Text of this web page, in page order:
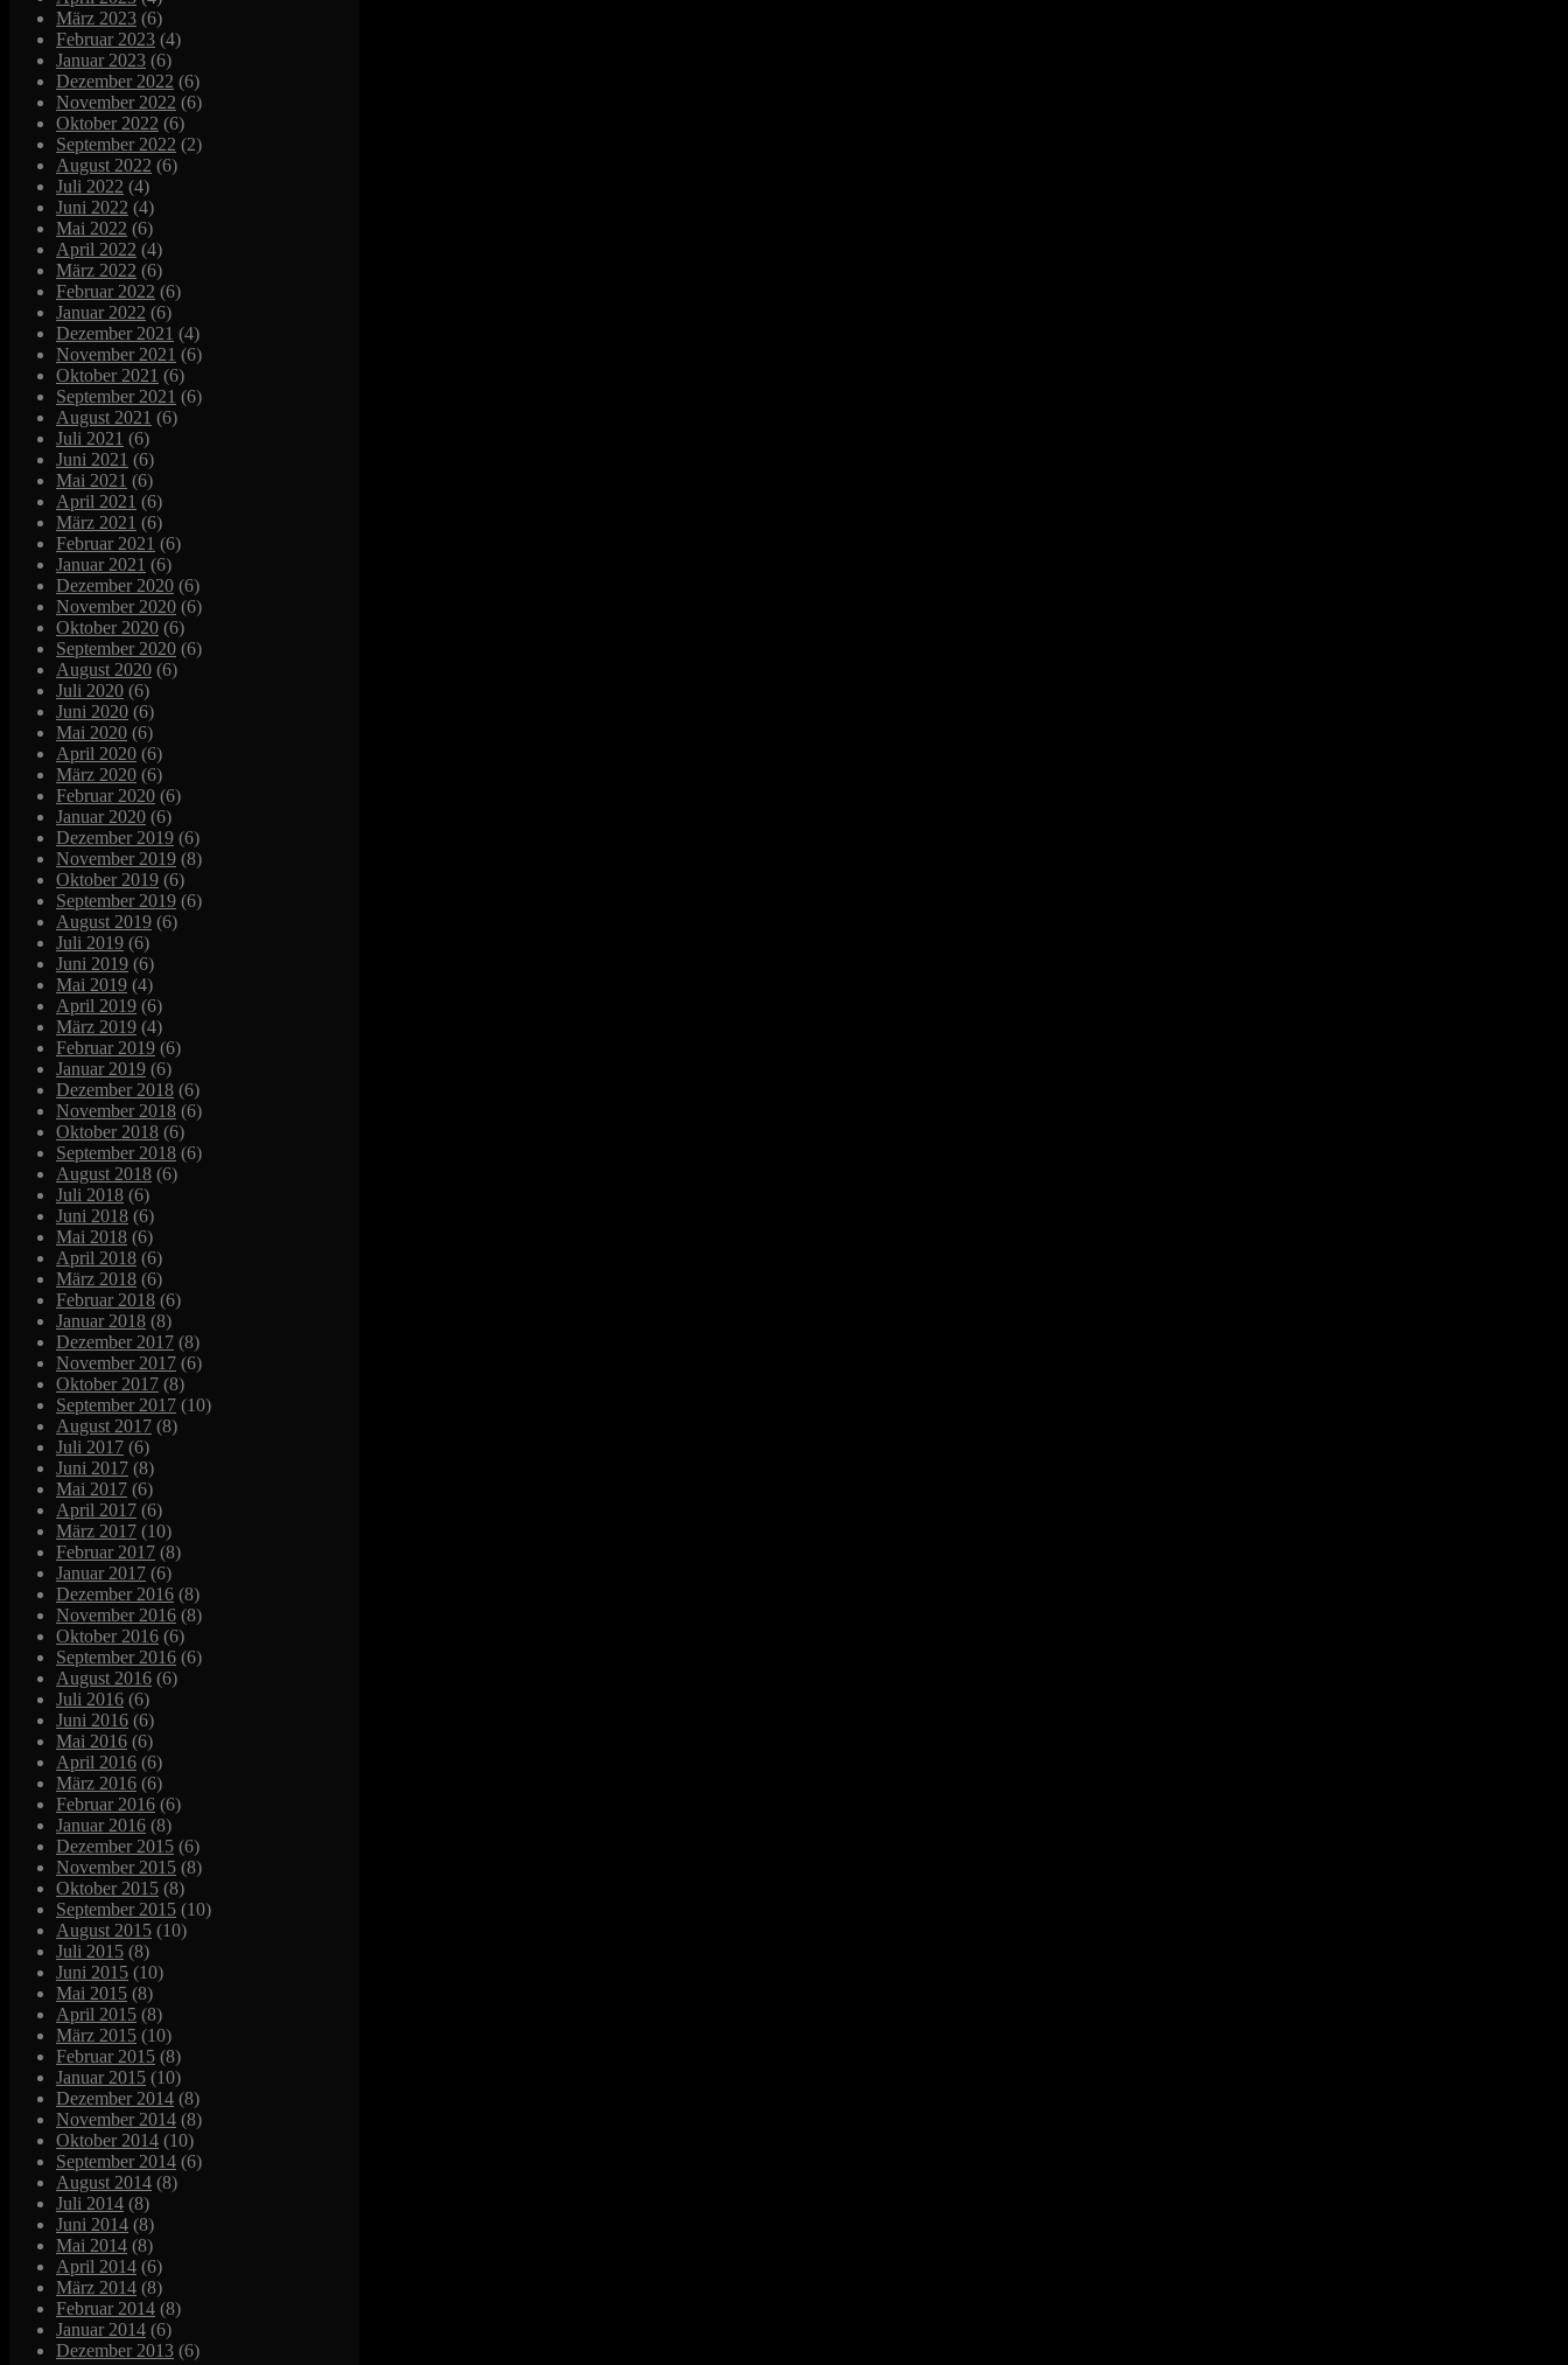
März 2023 (6)
Februar 2023 (4)
Januar 2023 (6)
Dezember 2022 (6)
November 2022 (6)
Oktober 2022 (6)
September 2022 (2)
August 2022 (6)
Juli 2022 (4)
Juni 2022 (4)
Mai 2022 (6)
April 2022 (4)
März 2022 (6)
Februar 2022 (6)
Januar 2022 (6)
Dezember 2021 (4)
November 2021 (6)
Oktober 2021 (6)
September 2021 (6)
August 2021 (6)
Juli 2021 (6)
Juni 2021 (6)
Mai 2021 (6)
April 2021 (6)
März 2021 (6)
Februar 2021 (6)
Januar 2021 (6)
Dezember 2020 (6)
November 2020 (6)
Oktober 2020 (6)
September 2020 (6)
August 2020 (6)
Juli 2020 (6)
Juni 2020 (6)
Mai 2020 (6)
April 2020 (6)
März 2020 (6)
Februar 2020 (6)
Januar 2020 (6)
Dezember 2019 (6)
November 2019 (8)
Oktober 2019 (6)
September 2019 (6)
August 2019 (6)
Juli 2019 (6)
Juni 2019 (6)
Mai 2019 (4)
April 2019 (6)
März 2019 (4)
Februar 2019 (6)
Januar 2019 (6)
Dezember 2018 (6)
November 2018 (6)
Oktober 2018 (6)
September 2018 (6)
August 2018 (6)
Juli 2018 (6)
Juni 2018 (6)
Mai 2018 (6)
April 2018 (6)
März 2018 (6)
Februar 2018 (6)
Januar 2018 (8)
Dezember 2017 (8)
November 2017 (6)
Oktober 2017 (8)
September 2017 (10)
August 2017 (8)
Juli 2017 (6)
Juni 2017 (8)
Mai 2017 (6)
April 2017 (6)
März 2017 (10)
Februar 2017 (8)
Januar 2017 (6)
Dezember 2016 (8)
November 2016 (8)
Oktober 2016 (6)
September 2016 (6)
August 2016 (6)
Juli 2016 (6)
Juni 2016 (6)
Mai 2016 (6)
April 2016 (6)
März 2016 (6)
Februar 2016 (6)
Januar 2016 (8)
Dezember 2015 (6)
November 2015 (8)
Oktober 2015 (8)
September 2015 (10)
August 2015 (10)
Juli 2015 (8)
Juni 2015 (10)
Mai 2015 (8)
April 2015 (8)
März 2015 (10)
Februar 2015 (8)
Januar 2015 (10)
Dezember 2014 (8)
November 2014 (8)
Oktober 2014 (10)
September 2014 (6)
August 2014 (8)
Juli 2014 (8)
Juni 2014 (8)
Mai 2014 (8)
April 2014 (6)
März 2014 (8)
Februar 2014 (8)
Januar 2014 (6)
Dezember 2013 (6)